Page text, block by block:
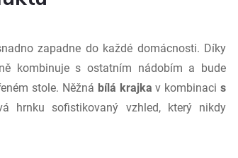
zapadne do každé domácnosti. Díky
kombinuje s ostatním nádobím a bude
stole. Něžná bílá krajkav kombinaci s
hrnku sofistikovaný vzhled, který nikdy